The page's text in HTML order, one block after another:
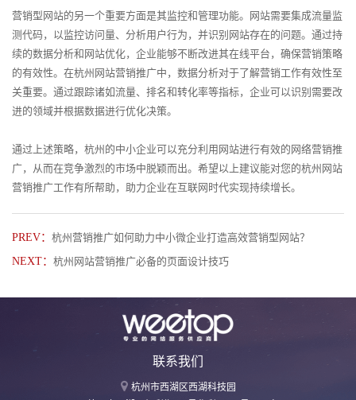
营销型网站的另一个重要方面是其监控和管理功能。网站需要集成流量监
测代码，以监控访问量、分析用户行为，并识别网站存在的问题。通过持
续的数据分析和网站优化，企业能够不断改进其在线平台，确保营销策略
的有效性。在杭州网站营销推广中，数据分析对于了解营销工作有效性至
关重要。通过跟踪诸如流量、排名和转化率等指标，企业可以识别需要改
进的领域并根据数据进行优化决策。
通过上述策略，杭州的中小企业可以充分利用网站进行有效的网络营销推
广，从而在竞争激烈的市场中脱颖而出。希望以上建议能对您的杭州网站
营销推广工作有所帮助，助力企业在互联网时代实现持续增长。
PREV： 杭州营销推广如何助力中小微企业打造高效营销型网站？
NEXT： 杭州网站营销推广必备的页面设计技巧
联系我们
杭州市西湖区西湖科技园